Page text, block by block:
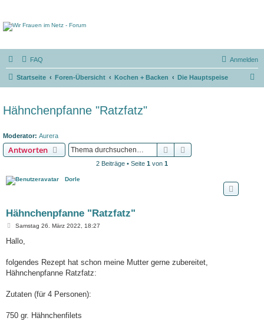
FAQ Anmelden
Startseite Foren-Übersicht Kochen + Backen Die Hauptspeise
Hähnchenpfanne "Ratzfatz"
Moderator: Aurera
Antworten Suche
2 Beiträge • Seite 1 von 1
Dorle
Hähnchenpfanne "Ratzfatz"
B
i
a
g
Samstag 26. März 2022, 18:27
Hallo,
folgendes Rezept hat schon meine Mutter gerne zubereitet,
Hähnchenpfanne Ratzfatz:
Zutaten (für 4 Personen):
750 gr. Hähnchenfilets